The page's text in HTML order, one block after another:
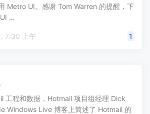
Metro UI。感谢 Tom Warren 的提醒，下
…
2011 年 9 月 10 日, 7:30 上午 1
工程和数据，Hotmail 项目组经理 Dick
Windows Live 博客上简述了 Hotmail 的